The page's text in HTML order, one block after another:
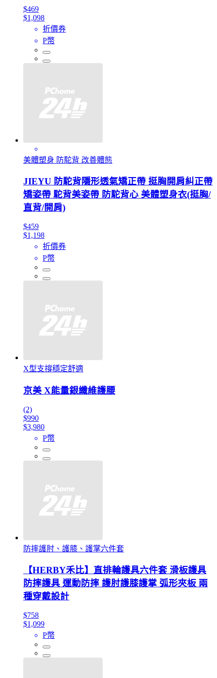
$469
$1,098
折價券
P幣
美體塑身 防駝背 改善體態
JIEYU 防駝背隱形透氣矯正帶 挺胸開肩糾正帶
矯姿帶 駝背美姿帶 防駝背心 美體塑身衣(挺胸/
直背/開肩)
$459
$1,198
折價券
P幣
X型支撐穩定舒適
京美 X能量銀纖維護腰
(2)
$990
$3,980
P幣
防摔護肘、護膝、護掌六件套
【HERBY禾比】直排輪護具六件套 滑板護具
防摔護具 運動防摔 護肘護膝護掌 弧形夾板 兩
種穿戴設計
$758
$1,099
P幣